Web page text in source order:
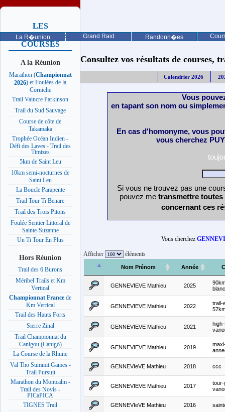
La R�union Grand Raid Randonn�es
LES
PROCHAINES
COURSES
A la Réunion
Marathon (Championnat
2026) et Foulées de la
Corniche
Trail Vaincre Parkinson
Trail du Sud Sauvage
Course de côte de
Takamaka
Trophée Océan Indien -
Défi des Laves - Trail des
Timizes
5km de Saint Leu
10km semi-nocturnes de
Saint Leu
La Boucle Parapente
Trail Tour Ti Benare
Trail des Trois Pitons
Foulée Sentier Littoral de
Sainte-Suzanne
Un Ti Tour En Plus
Hors Réunion
Trail des 6 Burons
Méribel Trails et Km
Vertical
Championnat France de
Km Vertical
Trail des Hauts Forts
Sierre Zinal
Trail Championnat du
Canigou (Canigó)
La Course de la Rhune
Val Tho Summit Games -
Trail Pursuit
Marathon du Montcalm -
Trail des Novis -
PICaPICA
TIGNES Trail
Consultez vos résultats de courses,
Calendrier 2026
Vous
en tapant son nom ou
En cas d'homonyme, vous
vous cherchez
Si vous ne trouvez pas une
pouvez me transmettre
concernant ces
Vous cherchez
Afficher éléments
Nom Prénom Année
GENNEVIEVE Mathieu 2025
blanc
GENNEVIEVE Mathieu 2022
trail-
GENNEVIEVE Mathieu 2021
GENNEVIEVE Mathieu 2019
GENNEVIeVE Mathieu 2018 ccc
GENNEVIEVE Mathieu 2017
tour-
GENNEVIeVE Mathieu 2016